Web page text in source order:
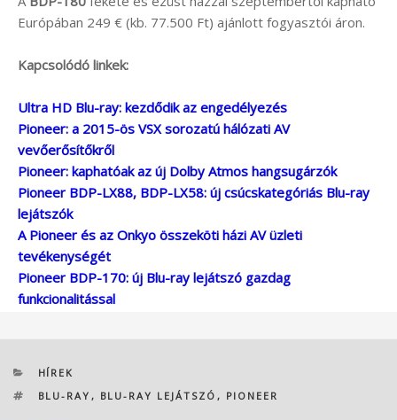
Európában 249 € (kb. 77.500 Ft) ajánlott fogyasztói áron.
Kapcsolódó linkek:
Ultra HD Blu-ray: kezdődik az engedélyezés
Pioneer: a 2015-ös VSX sorozatú hálózati AV
vevőerősítőkről
Pioneer: kaphatóak az új Dolby Atmos hangsugárzók
Pioneer BDP-LX88, BDP-LX58: új csúcskategóriás Blu-ray
lejátszók
A Pioneer és az Onkyo összeköti házi AV üzleti
tevékenységét
Pioneer BDP-170: új Blu-ray lejátszó gazdag
funkcionalitással
KATEGÓRIÁK
HÍREK
CÍMKÉK
BLU-RAY , BLU-RAY LEJÁTSZÓ , PIONEER